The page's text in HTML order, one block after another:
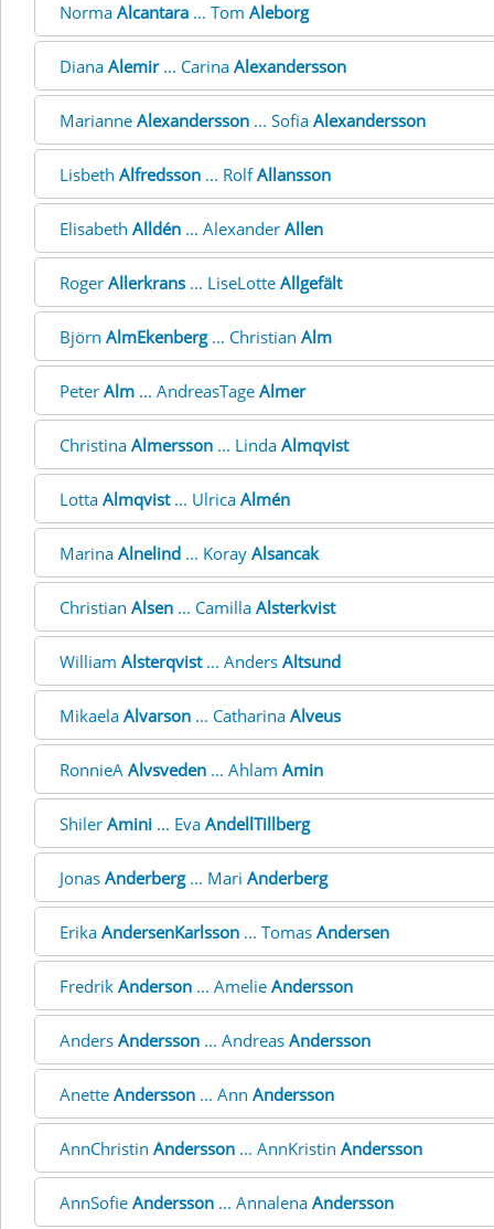
Norma Alcantara ... Tom Aleborg
Diana Alemir... Carina Alexandersson
Marianne Alexandersson ... Sofia Alexandersson
Lisbeth Alfredsson ... RolfAllansson
Elisabeth Alldén ... Alexander Allen
Roger Allerkrans ... LiseLotte Allgefält
Björn AlmEkenberg... Christian Alm
Peter Alm ... AndreasTage Almer
Christina Almersson ... Linda Almqvist
Lotta Almqvist... Ulrica Almén
Marina Alnelind ... Koray Alsancak
Christian Alsen ... Camilla Alsterkvist
William Alsterqvist... Anders Altsund
Mikaela Alvarson ... Catharina Alveus
RonnieA Alvsveden ... Ahlam Amin
Shiler Amini ... Eva AndellTillberg
Jonas Anderberg... Mari Anderberg
Erika AndersenKarlsson ... Tomas Andersen
Fredrik Anderson ... Amelie Andersson
Anders Andersson ... Andreas Andersson
Anette Andersson ... Ann Andersson
AnnChristin Andersson ... AnnKristin Andersson
AnnSofie Andersson ... Annalena Andersson